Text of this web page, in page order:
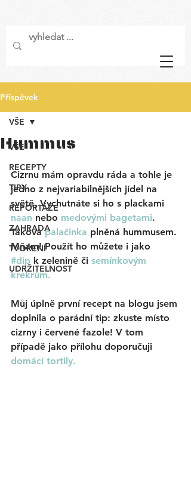
Příspěvek
VŠE
RECEPTY
TIPY
REPORTÁŽE
ZAHRADA
TVOŘENÍ
UDRŽITELNOST
VŠE
Hummus
Cizrnu mám opravdu ráda a tohle je
jedno z nejvariabilnějších jídel na
světě. Vychutnáte si ho s plackami
naan nebo medovými bagetami.
Taková palačinka plněná hummusem.
Mňam! Použít ho můžete i jako
#dip k zelenině či semínkovým
krekrům.
Můj úplně první recept na blogu jsem
doplnila o parádní tip: zkuste místo
cizrny i červené fazole! V tom
případě jako přílohu doporučuji
domácí tortily.